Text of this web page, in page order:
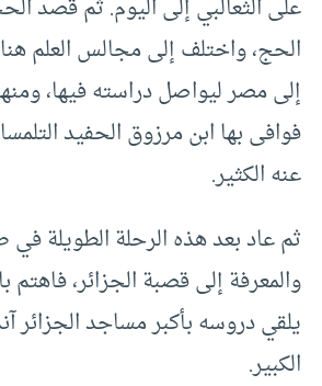
على الثعالبي إلى اليوم. ثم قصد
الحج، واختلف إلى مجالس العلم
إلى مصر ليواصل دراسته فيها،
فوافى بها ابن مرزوق الحفيد
عنه الكثير.
ثم عاد بعد هذه الرحلة الطويلة في
والمعرفة إلى قصبة الجزائر، فاهتم
يلقي دروسه بأكبر مساجد الجزائر
الكبير.